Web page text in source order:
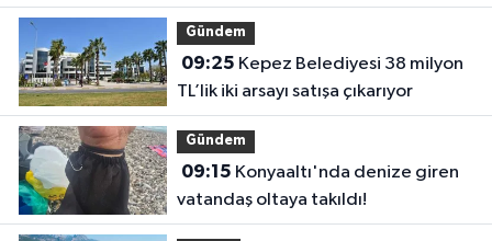
Gündem
09:25
TL’lik iki arsayı satışa çıkarıyor
Gündem
09:15
vatandaş oltaya takıldı!